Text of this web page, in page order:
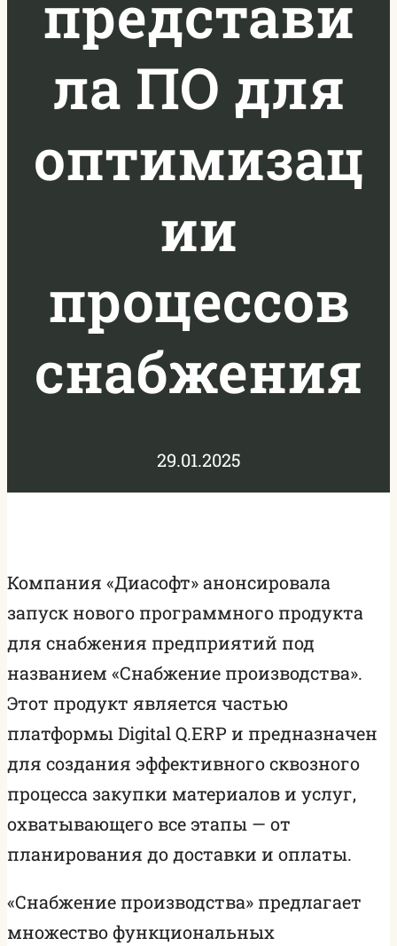
представи
ла ПО для
оптимизац
ии
процессов
снабжения
29.01.2025
Компания «Диасофт» анонсировала
запуск нового программного продукта
для снабжения предприятий под
названием «Снабжение производства».
Этот продукт является частью
платформы Digital Q.ERP и предназначен
для создания эффективного сквозного
процесса закупки материалов и услуг,
охватывающего все этапы — от
планирования до доставки и оплаты.
«Снабжение производства» предлагает
множество функциональных